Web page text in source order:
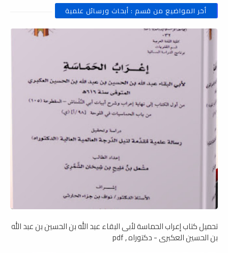
أخر المواضيع من قسم : أبحاث ورسائل علمية
تحميل كتاب إعراب الحماسة لأبى البقاء عبد الله بن الحسين بن عبد الله
بن الحسين العكبرى - دكتوراه , pdf